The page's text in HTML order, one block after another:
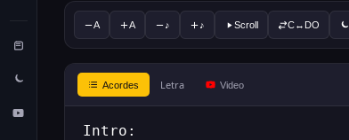
A A ♪ ♪ Scroll C↔DO
Acordes Letra Video
Intro: